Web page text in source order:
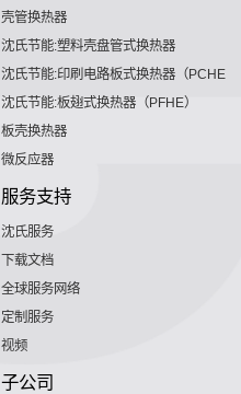
壳管换热器
沈氏节能:塑料壳盘管式换热器
沈氏节能:印刷电路板式换热器（PCHE）
沈氏节能:板翅式换热器（PFHE）
板壳换热器
微反应器
服务支持
沈氏服务
下载文档
全球服务网络
定制服务
视频
子公司